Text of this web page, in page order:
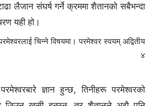
लैजान संघर्ष गर्ने क्रममा शैतानको सबैभन्दा
यही हो।
चिन्‍ने विषयमा। परमेश्‍वर स्वयम् अद्वितीय
४
ज्ञान हुन्छ, तिनीहरू परमेश्‍वरको